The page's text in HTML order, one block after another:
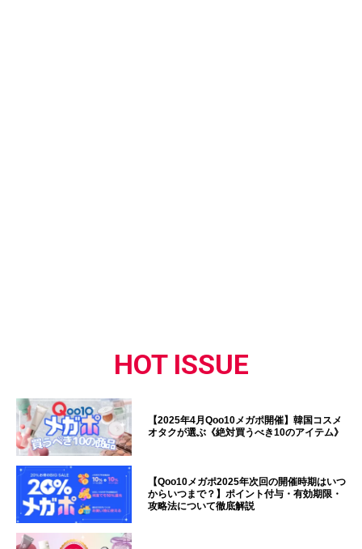
HOT ISSUE
【2025年4月Qoo10メガポ開催】韓国コスメ
オタクが選ぶ《絶対買うべき10のアイテム》
【Qoo10メガポ2025年次回の開催時期はいつ
からいつまで？】ポイント付与・有効期限・
攻略法について徹底解説